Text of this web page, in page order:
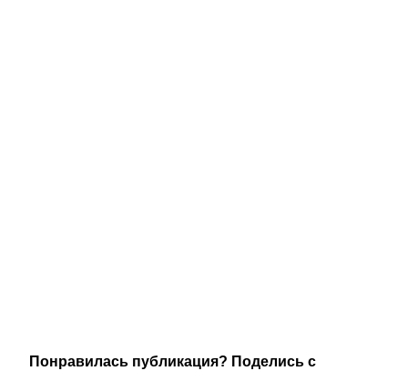
Понравилась публикация? Поделись с